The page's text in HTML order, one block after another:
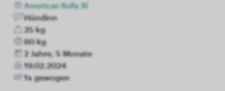
American Bully Xl
Hündinn
25 kg
60 kg
2 Jahre, 5 Monate
19.02.2024
1x gewogen